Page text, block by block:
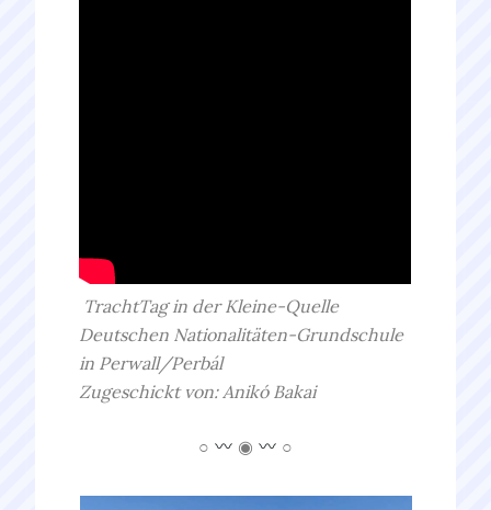
TrachtTag in der Kleine-Quelle
Deutschen Nationalitäten-Grundschule
in Perwall/Perbál
Zugeschickt von: Anikó Bakai
○ ◉ ○